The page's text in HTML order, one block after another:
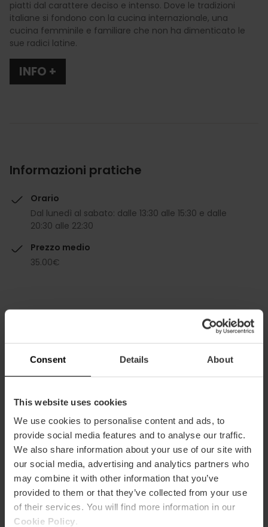
Consent Details About
This website uses cookies
We use cookies to personalise content and ads, to
provide social media features and to analyse our traffic.
We also share information about your use of our site with
our social media, advertising and analytics partners who
may combine it with other information that you’ve
provided to them or that they’ve collected from your use
of their services. You will find more information in our
Cookie Policy
piatti dal carattere deciso e intenso. Dove le tradizioni
italiane si fondono con la cucina internazionale, una
cucina femminile e familiare che non ha dimenticato le
sue radici latine.
INFO +
Informazioni pratiche
Orario
Dal lunedì al sabato: dalle 13:30 alle 15:30 e dalle
20:30 alle 22:30
Prezzo medio
35.00€
Capacità
37
Come arrivare